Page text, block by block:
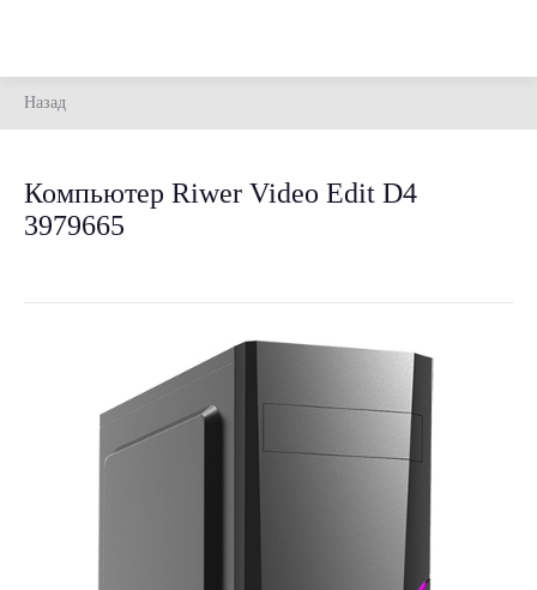
Назад
Компьютер Riwer Video Edit D4
3979665